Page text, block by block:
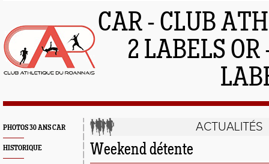
CAR - CLUB
2 LABELS
PHOTOS 30 ANS CAR
HISTORIQUE
ACTUALITÉS
Weekend détente